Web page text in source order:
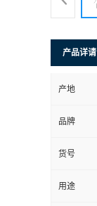
产品详请
产地
品牌
货号
用途